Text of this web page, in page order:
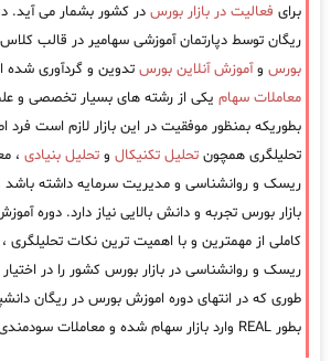
برای فعالیت در بازار بورس در کشور بشمار می آید.
ریگان توسط دپارتمان آموزشی سهامیر در قالب
بورس وآموزش آنلاین بورس تدوین و گردآوری
معاملات سهام یکی از رشته های بسیار تخصصی و
بطوریکه بمنظور موفقیت در این بازار لازم است فرد
تحلیلگری همچون تحلیل تکنیکال و تحلیل بنیادی ،
ریسک و روانشناسی و مدیریت سرمایه داشته باشد
بازار بورس تجربه و دانش بالایی نیاز دارد. دوره
کاملی از مهمترین و با اهمیت ترین نکات تحلیلگری
ریسک و روانشناسی در بازار بورس کشور را در
طوری که در انتهای دوره اموزش بورس در ریگان
بطور REAL وارد بازار سهام شده و معاملات سودمندی را انجام دهد.